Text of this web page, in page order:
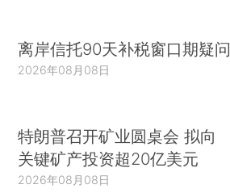
离岸信托90天补税窗口期疑问
2026年08月08日
特朗普召开矿业圆桌会 拟向
关键矿产投资超20亿美元
2026年08月08日